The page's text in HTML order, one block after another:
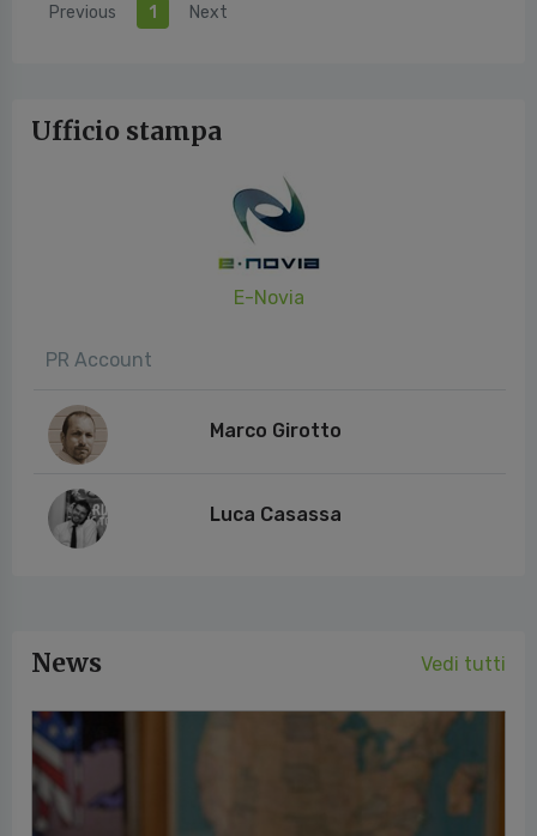
Previous 1 Next
Ufficio stampa
E-Novia
PR Account
Marco Girotto
Luca Casassa
News Vedi tutti